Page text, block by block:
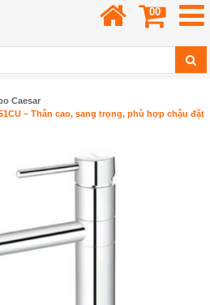
00
Caesar
– Thân cao, sang trọng, phù hợp chậu đặt